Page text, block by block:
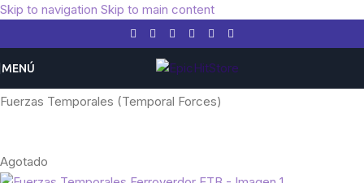
Skip to navigation Skip to main content
MENÚ
Fuerzas Temporales (Temporal Forces)
Agotado